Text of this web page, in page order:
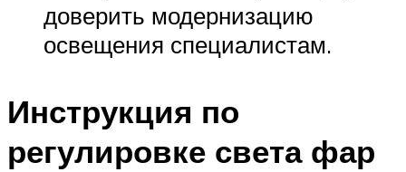
доверить модернизацию
освещения специалистам.
Инструкция по
регулировке света фар